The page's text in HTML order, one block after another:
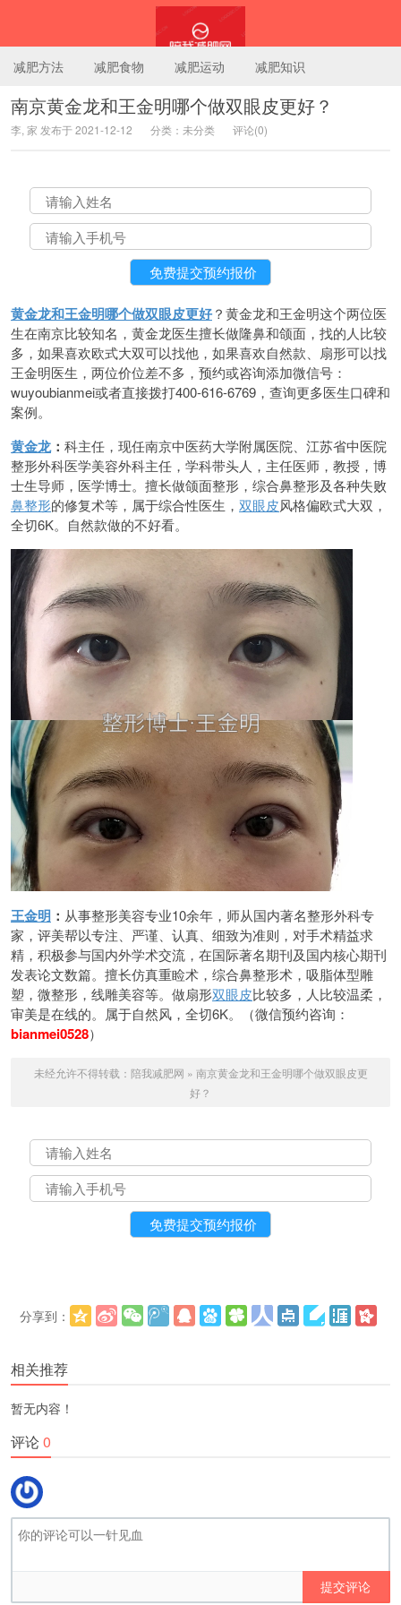
陪我减肥网
减肥方法 减肥食物 减肥运动 减肥知识
南京黄金龙和王金明哪个做双眼皮更好？
李, 家 发布于 2021-12-12 分类：未分类 评论(0)
黄金龙和王金明哪个做双眼皮更好？黄金龙和王金明这个两位医
生在南京比较知名，黄金龙医生擅长做隆鼻和颌面，找的人比较
多，如果喜欢欧式大双可以找他，如果喜欢自然款、扇形可以找
王金明医生，两位价位差不多，预约或咨询添加微信号：
wuyoubianmei或者直接拨打400-616-6769，查询更多医生口碑和
案例。
黄金龙： 科主任，现任南京中医药大学附属医院、江苏省中医院
整形外科医学美容外科主任，学科带头人，主任医师，教授，博
士生导师，医学博士。擅长做颌面整形，综合鼻整形及各种失败
鼻整形的修复术等，属于综合性医生， 双眼皮风格偏欧式大双，
全切6K。自然款做的不好看。
王金明 ： 从事整形美容专业10余年，师从国内著名整形外科专
家，评美帮以专注、严谨、认真、细致为准则，对手术精益求
精，积极参与国内外学术交流，在国际著名期刊及国内核心期刊
发表论文数篇。擅长仿真重睑术，综合鼻整形术，吸脂体型雕
塑，微整形，线雕美容等。做扇形双眼皮比较多，人比较温柔，
审美是在线的。属于自然风，全切6K。（微信预约咨询：
bianmei0528）
未经允许不得转载： 陪我减肥网 » 南京黄金龙和王金明哪个做双眼皮更
好？
分享到：
相关推荐
暂无内容！
评论0
提交评论